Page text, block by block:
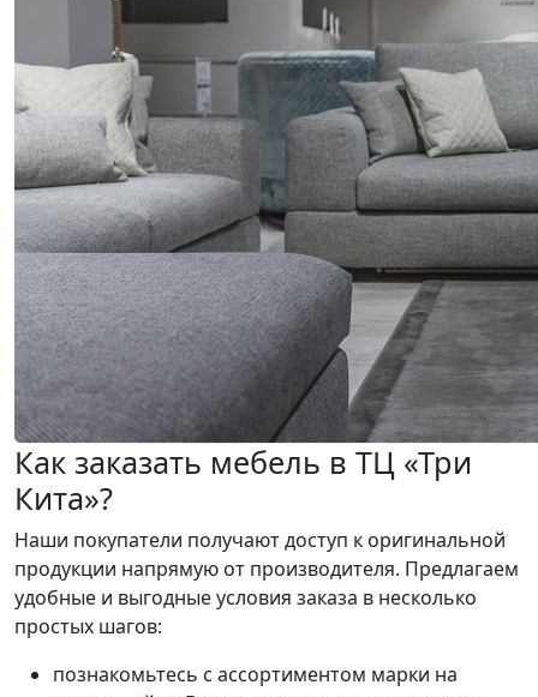
Как заказать мебель в ТЦ «Три
Кита»?
Наши покупатели получают доступ к оригинальной
продукции напрямую от производителя. Предлагаем
удобные и выгодные условия заказа в несколько
простых шагов:
познакомьтесь с ассортиментом марки на